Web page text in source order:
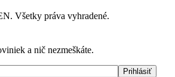
Všetky práva vyhradené.
a nič nezmeškáte.